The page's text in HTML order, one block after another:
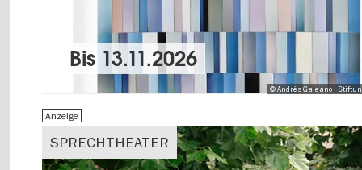
© Andrés Galeano I
Bis 13.11.2026
SPRECHTHEATER
Anzeige